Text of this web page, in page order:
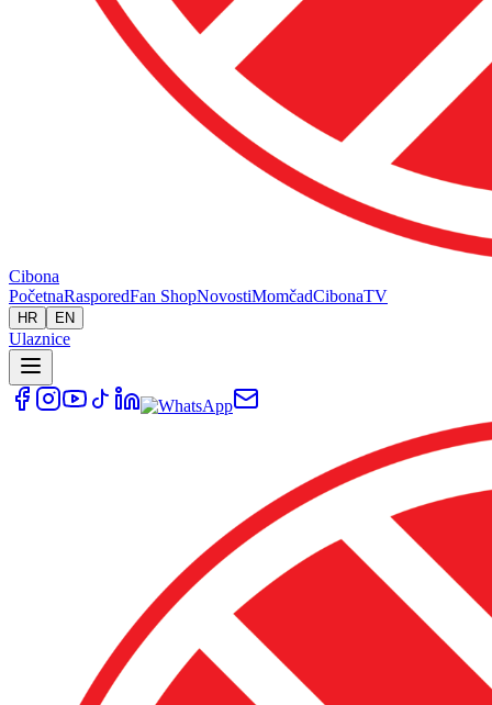
Cibona
PočetnaRasporedFan ShopNovostiMomčadCibonaTV
HR EN
Ulaznice